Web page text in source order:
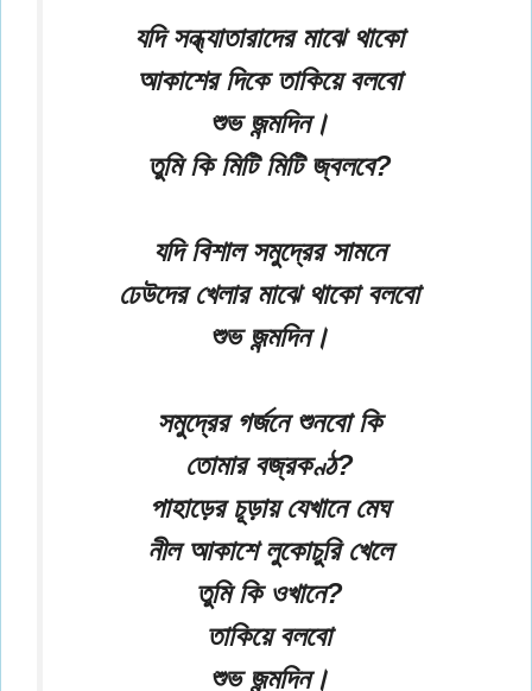
যদি সন্ধ্যাতারাদের মাঝে থাকো
আকাশের দিকে তাকিয়ে বলবো
শুভ জন্মদিন।
তুমি কি মিটি মিটি জ্বলবে?
যদি বিশাল সমুদ্রের সামনে
ঢেউদের খেলার মাঝে থাকো বলবো
শুভ জন্মদিন।
সমুদ্রের গর্জনে শুনবো কি
তোমার বজ্রকণ্ঠ?
পাহাড়ের চূড়ায় যেখানে মেঘ
নীল আকাশে লুকোচুরি খেলে
তুমি কি ওখানে?
তাকিয়ে বলবো
শুভ জন্মদিন।